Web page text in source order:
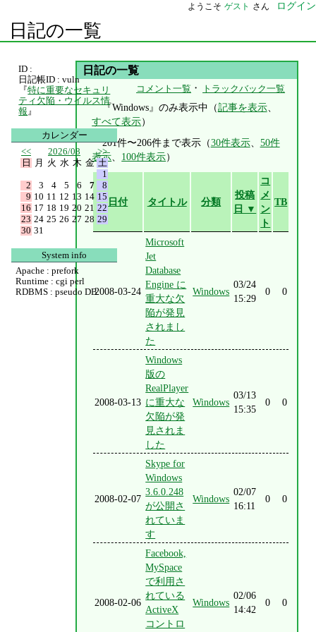
ようこそ ゲスト さん ログイン
日記の一覧
日記の一覧
コメント一覧 ・ トラックバック一覧
『Windows』のみ表示中（記事を表示、
すべて表示）
201件〜206件まで表示（30件表示、 50件
表示、 100件表示）
日付 タイトル 分類
投稿
日 ▼
コ
メ
ン
ト
TB
2008-03-24
Microsoft
Jet
Database
Engine に
重大な欠
陥が発見
されまし
た
Windows
03/24
15:29
0 0
2008-03-13
Windows
版の
RealPlayer
に重大な
欠陥が発
見されま
した
Windows
03/13
15:35
0 0
2008-02-07
Skype for
Windows
3.6.0.248
が公開さ
れていま
す
Windows
02/07
16:11
0 0
2008-02-06
Facebook,
MySpace
で利用さ
れている
ActiveX
コントロ
Windows
02/06
14:42
0 0
ID :
日記帳ID : vuln
『特に重要なセキュリ
ティ欠陥・ウイルス情
報 』
カレンダー
<<
2026/08
>>
日
月 火 水 木 金 土
1
2
3 4 5 6 7
8
9 10 11 12 13 14 15
16 17 18 19 20 21 22
23 24 25 26 27 28 29
30 31
System info
Apache : prefork
Runtime : cgi perl
RDBMS : pseudo DB